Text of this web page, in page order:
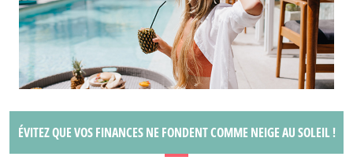
ÉVITEZ QUE VOS FINANCES NE FONDENT COMME NEIGE AU SOLEIL !